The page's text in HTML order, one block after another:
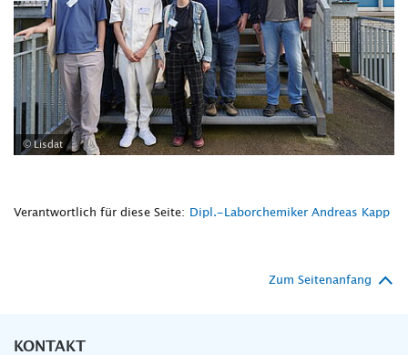
© Lisdat
Verantwortlich für diese Seite: Dipl.-Laborchemiker Andreas Kapp
Zum Seitenanfang
KONTAKT